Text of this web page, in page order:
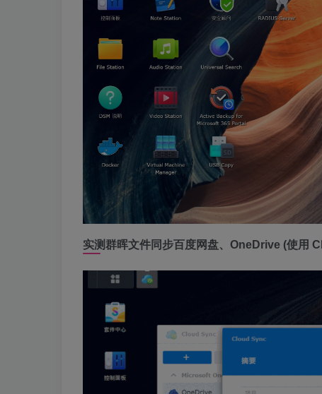
实测群晖文件同步百度网盘、OneDrive (使用